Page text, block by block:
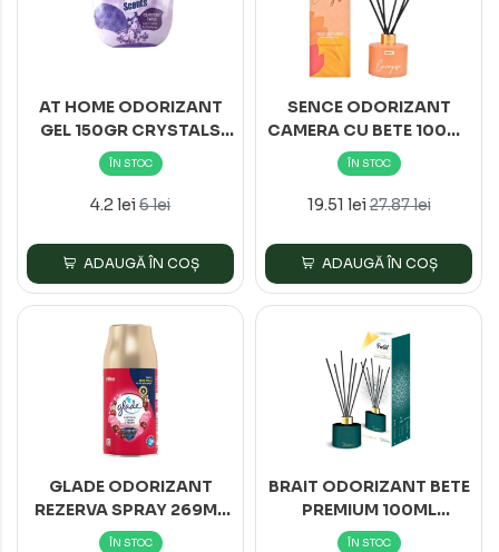
AT HOME ODORIZANT
GEL 150GR CRYSTALS
LAVENDEL*24
ÎN STOC
4.2 lei6 lei
ADAUGĂ ÎN COȘ
SENCE ODORIZANT
CAMERA CU BETE 100ML
ENERGISE*6
ÎN STOC
19.51 lei27.87 lei
ADAUGĂ ÎN COȘ
GLADE ODORIZANT
REZERVA SPRAY 269ML
CHERRY&PEONY*4
ÎN STOC
BRAIT ODORIZANT BETE
PREMIUM 100ML
GOLDEN VALLEY
ÎN STOC